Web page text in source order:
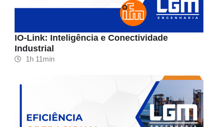
IO-Link: Inteligência e Conectividade
Industrial
1h 11min